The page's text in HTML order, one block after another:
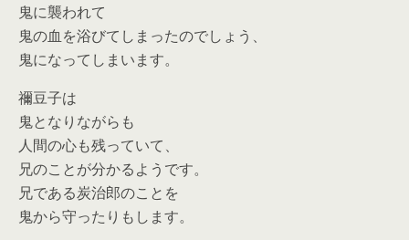
鬼に襲われて
鬼の血を浴びてしまったのでしょう、
鬼になってしまいます。
禰豆子は
鬼となりながらも
人間の心も残っていて、
兄のことが分かるようです。
兄である炭治郎のことを
鬼から守ったりもします。